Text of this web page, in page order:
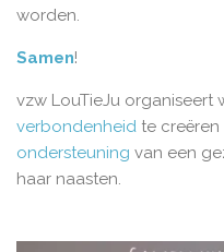
worden.
Samen!
vzw LouTieJu organiseert
verbondenheid te
ondersteuning van een
haar naasten.